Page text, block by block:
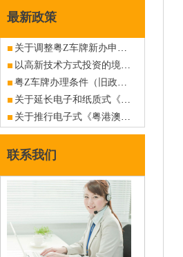
最新政策
关于调整粤Z车牌新办申请资料（港澳入境私人小汽车）的公告
以高新技术方式投资的境外商户申请香港入出内地商务车深港粤Z车牌指标
粤Z车牌办理条件（旧政策已作废，仅供查阅）
关于延长电子和纸质式《粤港澳机动车往来及驾驶人批准通知书》并行使用期限的公告
关于推行电子式《粤港澳机动车往来及驾驶人批准通知书》的公告
联系我们